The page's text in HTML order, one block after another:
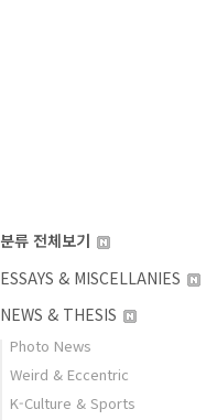
분류 전체보기
ESSAYS & MISCELLANIES
NEWS & THESIS
Photo News
Weird & Eccentric
K-Culture & Sports